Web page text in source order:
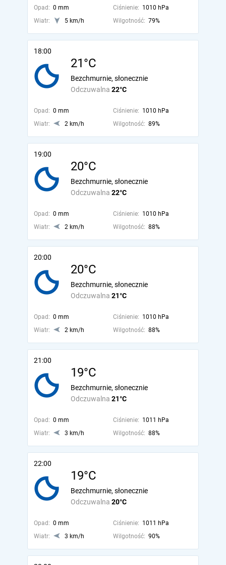
Opad: 0 mm Ciśnienie: 1010 hPa
Wiatr:
5 km/h Wilgotność: 79%
18:00
21°C
Odczuwalna 22°C
Bezchmurnie, słonecznie
Opad: 0 mm Ciśnienie: 1010 hPa
Wiatr:
2 km/h Wilgotność: 89%
19:00
20°C
Odczuwalna 22°C
Bezchmurnie, słonecznie
Opad: 0 mm Ciśnienie: 1010 hPa
Wiatr:
2 km/h Wilgotność: 88%
20:00
20°C
Odczuwalna 21°C
Bezchmurnie, słonecznie
Opad: 0 mm Ciśnienie: 1010 hPa
Wiatr:
2 km/h Wilgotność: 88%
21:00
19°C
Odczuwalna 21°C
Bezchmurnie, słonecznie
Opad: 0 mm Ciśnienie: 1011 hPa
Wiatr:
3 km/h Wilgotność: 88%
22:00
19°C
Odczuwalna 20°C
Bezchmurnie, słonecznie
Opad: 0 mm Ciśnienie: 1011 hPa
Wiatr:
3 km/h Wilgotność: 90%